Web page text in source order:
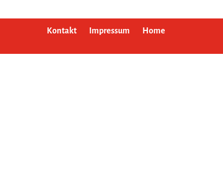
Kontakt Impressum Home